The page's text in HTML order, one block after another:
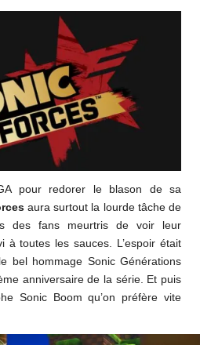
pour redorer le blason de sa
aura surtout la lourde tâche de
des fans meurtris de voir leur
à toutes les sauces. L’espoir était
bel hommage Sonic Générations
anniversaire de la série. Et puis
Sonic Boom qu’on préfère vite